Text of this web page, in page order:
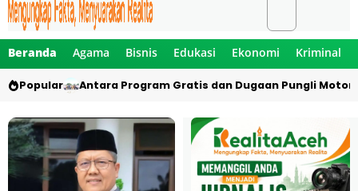
Beranda Agama Bisnis Edukasi Ekonomi Kriminal
Popular Antara Program Gratis dan Dugaan Pungli Motor